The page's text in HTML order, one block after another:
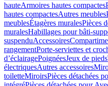
hauteArmoires hautes compactes
hautes compactesAutres meubles
meublesÉtagères muralesPièces
muralesHabillages pour bâti-
suspenduAccessoires
rangementPorte-serviettes et
d’éclairagePoignéesJeux de pieds
électriquesAutres accessoires
toiletteMiroirsPièces détachées